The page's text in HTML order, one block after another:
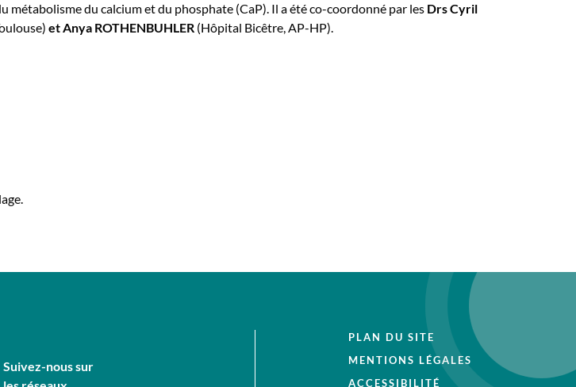
métabolisme du calcium et du phosphate (CaP). Il a été co-coordonné par les Drs Cyril
et Anya ROTHENBUHLER (Hôpital Bicêtre, AP-HP).
Suivez-nous sur
PLAN DU SITE
MENTIONS LÉGALES
ACCESSIBILITÉ